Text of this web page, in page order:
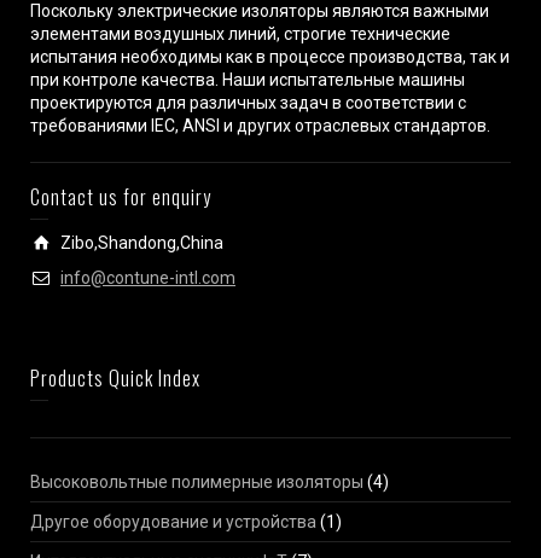
Поскольку электрические изоляторы являются важными
элементами воздушных линий, строгие технические
испытания необходимы как в процессе производства, так и
при контроле качества. Наши испытательные машины
проектируются для различных задач в соответствии с
требованиями IEC, ANSI и других отраслевых стандартов.
Contact us for enquiry
Zibo,Shandong,China
info@contune-intl.com
Products Quick Index
Высоковольтные полимерные изоляторы (4)
Другое оборудование и устройства(1)